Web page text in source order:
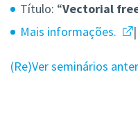
Título: “Vectorial
Mais informações.
(Re)Ver seminários